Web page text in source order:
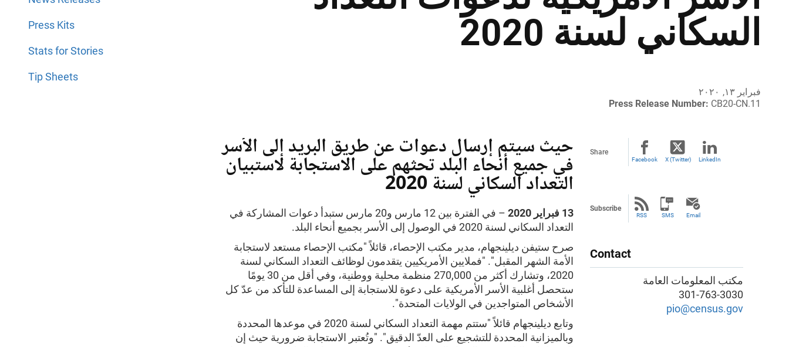
Press Kits
Stats for Stories
Tip Sheets
السكاني لسنة 2020
فبراير ١٣, ٢٠٢٠
Press Release Number: CB20-CN.11
حيث سيتم إرسال دعوات عن طريق البريد إلى الأسر
في جميع أنحاء البلد تحثهم على الاستجابة لاستبيان
التعداد السكاني لسنة 2020
13 فبراير 2020
– في الفترة بين 12 مارس و20 مارس ستبدأ دعوات المشاركة في
التعداد السكاني لسنة 2020 في الوصول إلى الأسر بجميع أنحاء البلد.
صرح ستيفن ديلينجهام، مدير مكتب الإحصاء، قائلاً "مكتب الإحصاء مستعد لاستجابة
الأمة الشهر المقبل". "فملايين الأمريكيين يتقدمون لوظائف التعداد السكاني لسنة
2020، وتشارك أكثر من 270,000 منظمة محلية ووطنية، وفي أقل من 30 يومًا
ستحصل أغلبية الأسر الأمريكية على دعوة للاستجابة إلى المساعدة للتأكد من عدّ كل
الأشخاص المتواجدين في الولايات المتحدة".
وتابع ديلينجهام قائلاً "ستتم مهمة التعداد السكاني لسنة 2020 في موعدها المحددة
وبالميزانية المحددة للتشجيع على العدّ الدقيق". "وتُعتبر الاستجابة ضرورية حيث إن
Share
Facebook X (Twitter) LinkedIn
Subscribe
RSS SMS Email
Contact
مكتب المعلومات العامة
301-763-3030
pio@census.gov